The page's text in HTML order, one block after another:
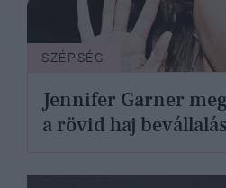
SZÉPSÉG
Jennifer Garner
a rövid haj